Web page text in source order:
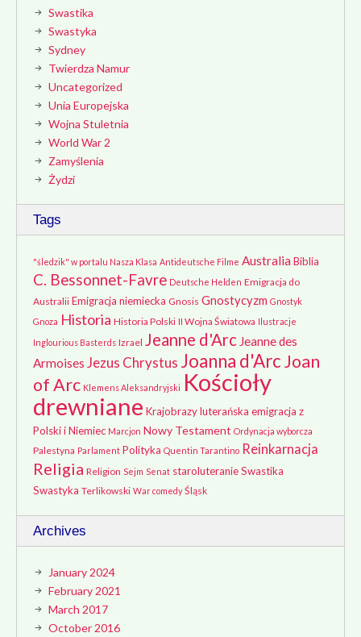
Swastika
Swastyka
Sydney
Twierdza Namur
Uncategorized
Unia Europejska
Wojna Stuletnia
World War 2
Zamyślenia
Żydzi
Tags
"śledzik" w portalu Nasza Klasa Antideutsche Filme AustraliaBiblia
C. Bessonnet-Favre Deutsche Helden Emigracja do
Australii Emigracja niemiecka Gnosis Gnostycyzm Gnostyk
Gnoza Historia Historia Polski II Wojna Światowa Ilustracje
Inglourious Basterds Izrael Jeanne d'Arc Jeanne des
Armoises Jezus Chrystus Joanna d'ArcJoan
of Arc Klemens Aleksandryjski Kościoły
drewniane Krajobrazyluterańska emigracja z
Polski i Niemiec Marcjon Nowy Testament Ordynacja wyborcza
Palestyna Parlament Polityka Quentin Tarantino Reinkarnacja
Religia Religion Sejm Senat staroluteranieSwastika
Swastyka Terlikowski War comedy Śląsk
Archives
January 2024
February 2021
March 2017
October 2016